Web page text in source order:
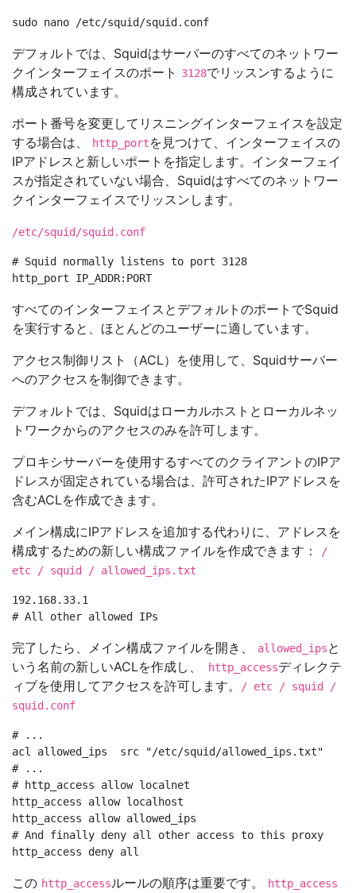
デフォルトでは、Squidはサーバーのすべてのネットワー
クインターフェイスのポート
3128でリッスンするように
構成されています。
ポート番号を変更してリスニングインターフェイスを設定
する場合は、
http_portを見つけて、インターフェイスの
IPアドレスと新しいポートを指定します。インターフェイ
スが指定されていない場合、Squidはすべてのネットワー
クインターフェイスでリッスンします。
/etc/squid/squid.conf
# Squid normally listens to port 3128
すべてのインターフェイスとデフォルトのポートでSquid
を実行すると、ほとんどのユーザーに適しています。
アクセス制御リスト（ACL）を使用して、Squidサーバー
へのアクセスを制御できます。
デフォルトでは、Squidはローカルホストとローカルネッ
トワークからのアクセスのみを許可します。
プロキシサーバーを使用するすべてのクライアントのIPア
ドレスが固定されている場合は、許可されたIPアドレスを
含むACLを作成できます。
メイン構成にIPアドレスを追加する代わりに、アドレスを
構成するための新しい構成ファイルを作成できます：
/
etc / squid / allowed_ips.txt
192.168.33.1
完了したら、メイン構成ファイルを開き、 allowed_ipsと
いう名前の新しいACLを作成し、
http_accessディレクテ
ィブを使用してアクセスを許可します。
/ etc / squid /
squid.conf
# ...
acl allowed_ips  src "/etc/squid/allowed_ips.txt"
# ...
# http_access allow localnet
http_access allow localhost
http_access allow allowed_ips
# And finally deny all other access to this proxy
この http_accessルールの順序は重要です。 http_access